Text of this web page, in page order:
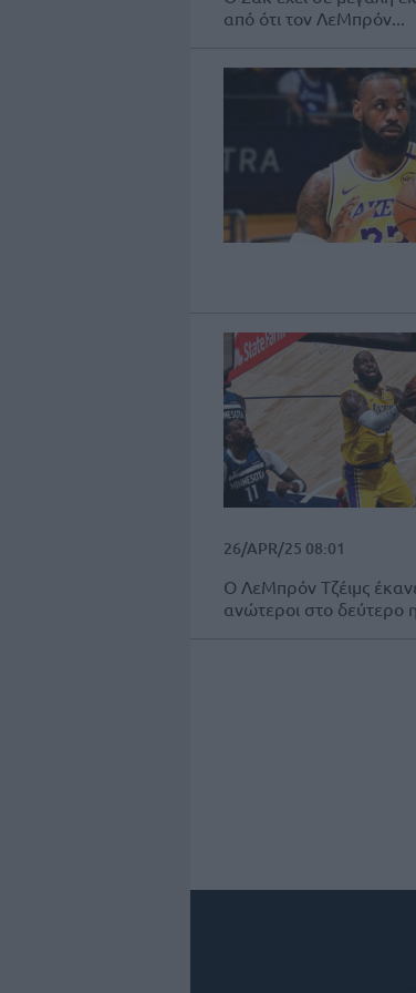
από ότι τον ΛεΜπρόν...
26/APR/25 08:01
Ο ΛεΜπρόν Τζέιμς
ανώτεροι στο δεύτερο